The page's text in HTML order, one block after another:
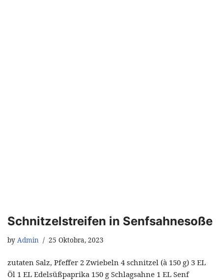
Schnitzelstreifen in Senfsahnesoße
by Admin 25 Oktobra, 2023
zutaten Salz, Pfeffer 2 Zwiebeln 4 schnitzel (à 150 g) 3 EL
Öl 1 EL Edelsüßpaprika 150 g Schlagsahne 1 EL Senf